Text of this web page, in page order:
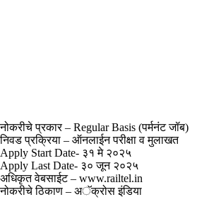
नोकरीचे प्रकार – Regular Basis (पर्मनंट जॉब)
निवड प्रक्रिया – ऑनलाईन परीक्षा व मुलाखत
Apply Start Date- ३१ मे २०२५
Apply Last Date- ३० जून २०२५
अधिकृत वेबसाईट – www.railtel.in
नोकरीचे ठिकाण – अॅक्रोस इंडिया